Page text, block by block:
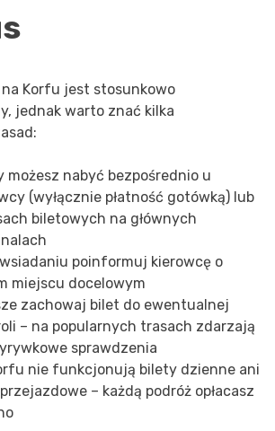
Korfu jest stosunkowo
jednak warto znać kilka
możesz nabyć bezpośrednio u
(wyłącznie płatność gotówką) lub
biletowych na głównych
poinformuj kierowcę o
miejscu docelowym
zachowaj bilet do ewentualnej
– na popularnych trasach zdarzają
sprawdzenia
nie funkcjonują bilety dzienne ani
– każdą podróż opłacasz